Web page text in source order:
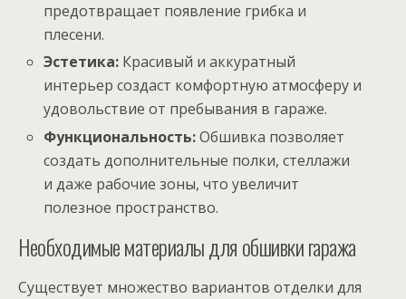
предотвращает появление грибка и
плесени.
Эстетика: Красивый и аккуратный
интерьер создаст комфортную атмосферу и
удовольствие от пребывания в гараже.
Функциональность:Обшивка позволяет
создать дополнительные полки, стеллажи
и даже рабочие зоны, что увеличит
полезное пространство.
Необходимые материалы для обшивки гаража
Существует множество вариантов отделки для